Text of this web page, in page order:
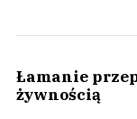
Łamanie
żywnością